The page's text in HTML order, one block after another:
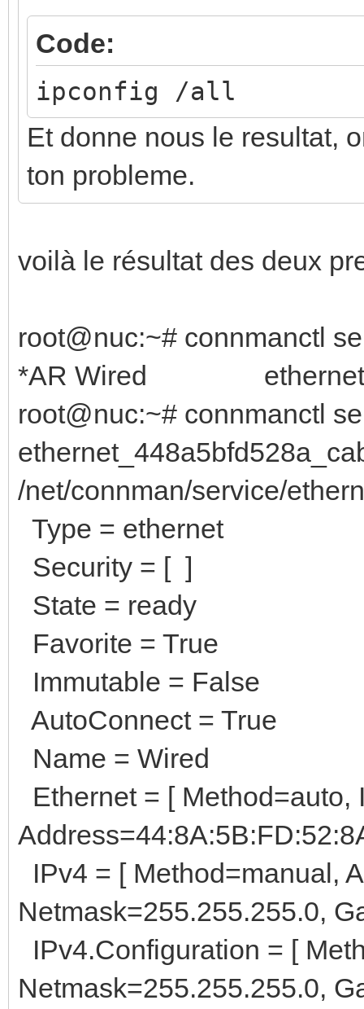
Code:
ipconfig /all
Et donne nous le resultat,
ton probleme.
voilà le résultat des deux
root@nuc:~# connmanctl
*AR Wired
root@nuc:~# connmanctl
/net/connman/service/
Type = ethernet
Security = [ ]
State = ready
Favorite = True
Immutable = False
AutoConnect = True
Name = Wired
Ethernet = [ Method=auto,
IPv4 = [ Method=manual,
Netmask=255.255.255.0,
IPv4.Configuration = [
Netmask=255.255.255.0,